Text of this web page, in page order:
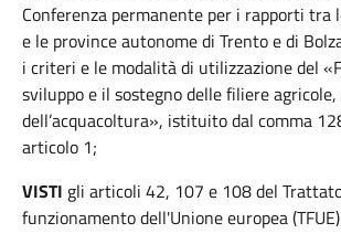
Conferenza permanente per i rapporti tra
e le province autonome di Trento e di
i criteri e le modalità di utilizzazione del «
sviluppo e il sostegno delle filiere agricole,
dell’acquacoltura», istituito dal comma
articolo 1;
VISTI gli articoli 42, 107 e 108 del
funzionamento dell'Unione europea